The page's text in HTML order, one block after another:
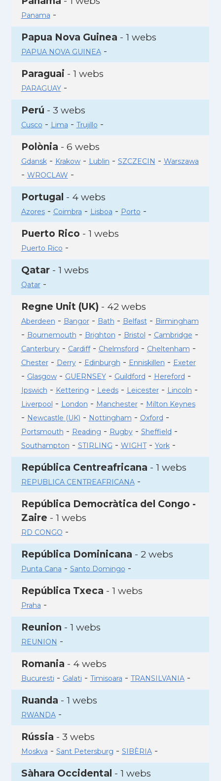
Panama -
Papua Nova Guinea - 1 webs
PAPUA NOVA GUINEA-
Paraguai - 1 webs
PARAGUAY-
Perú - 3 webs
Cusco - Lima - Trujillo -
Polònia - 6 webs
Gdansk- Krakow- Lublin - SZCZECIN - Warszawa
- WROCLAW -
Portugal - 4 webs
Azores- Coimbra - Lisboa - Porto -
Puerto Rico - 1 webs
Puerto Rico -
Qatar- 1 webs
Qatar-
Regne Unit (UK) - 42 webs
Aberdeen - Bangor- Bath - Belfast- Birmingham
- Bournemouth - Brighton - Bristol - Cambridge -
Canterbury- Cardiff- Chelmsford - Cheltenham -
Chester- Derry- Edinburgh - Enniskillen - Exeter
- Glasgow- GUERNSEY- Guildford - Hereford -
Ipswich - Kettering - Leeds- Leicester- Lincoln -
Liverpool - London - Manchester- Milton Keynes
- Newcastle (UK) - Nottingham - Oxford -
Portsmouth - Reading - Rugby- Sheffield -
Southampton - STIRLING - WIGHT- York-
República Centreafricana - 1 webs
REPUBLICA CENTREAFRICANA-
República Democràtica del Congo -
Zaire - 1 webs
RD CONGO -
República Dominicana - 2 webs
Punta Cana - Santo Domingo -
República Txeca - 1 webs
Praha -
Reunion - 1 webs
REUNION -
Romania - 4 webs
Bucuresti - Galati - Timisoara - TRANSILVANIA-
Ruanda - 1 webs
RWANDA-
Rússia - 3 webs
Moskva - Sant Petersburg - SIBÈRIA-
Sàhara Occidental - 1 webs